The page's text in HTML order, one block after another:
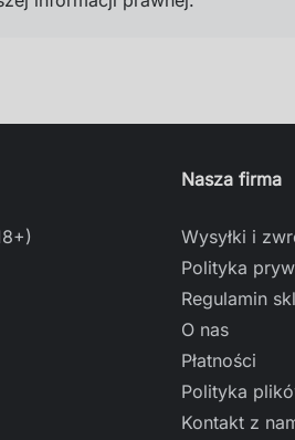
Nasza firma
Wysyłki i
Polityka
Regulamin
O nas
Płatności
Polityka
Kontakt z